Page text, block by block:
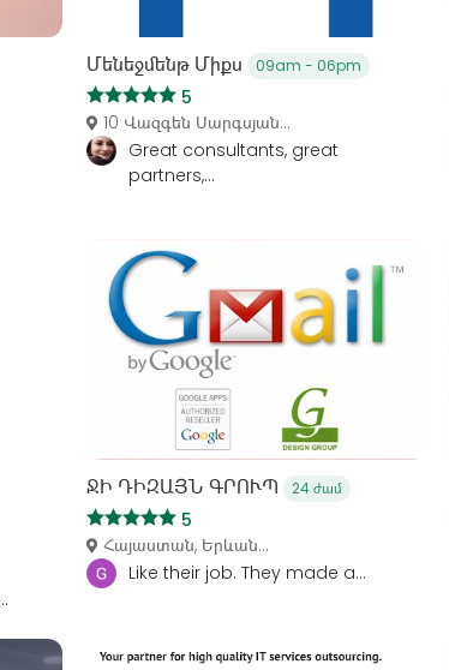
Մենեջմենթ Միքս 09am - 06pm
5
10 Վազգեն Սարգսյան...
Great consultants, great
partners,...
ՋԻ ԴԻԶԱՅՆ ԳՐՈՒՊ 24 ժամ
5
Հայաստան, Երևան...
Like their job. They made a...